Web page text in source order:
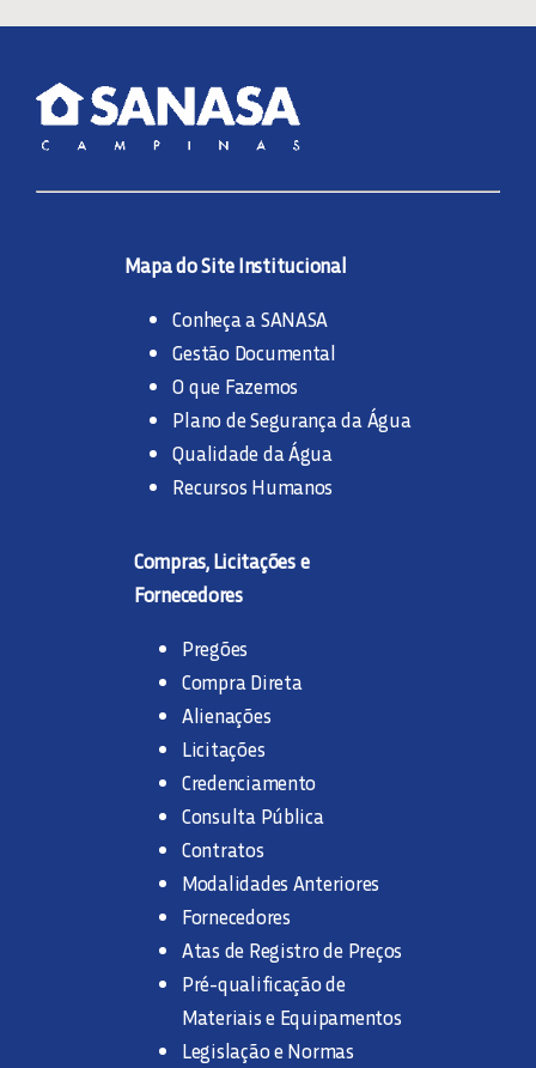
Mapa do Site Institucional
Conheça a SANASA
Gestão Documental
O que Fazemos
Plano de Segurança da Água
Qualidade da Água
Recursos Humanos
Compras, Licitações e
Fornecedores
Pregões
Compra Direta
Alienações
Licitações
Credenciamento
Consulta Pública
Contratos
Modalidades Anteriores
Fornecedores
Atas de Registro de Preços
Pré-qualificação de
Materiais e Equipamentos
Legislação e Normas